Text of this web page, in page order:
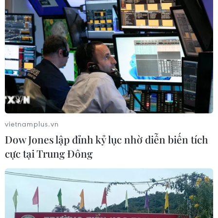
mến và tôn trọng người dân Nga. Qua đó, góp
phần củng cố mối quan hệ hữu nghị, truyền
thống, hợp tác toàn diện giữa Nga và Việt Nam.
Dự án này ngoài ý nghĩa kinh tế, còn được kỳ
vọng trở thành cầu nối tình hữu nghị giữa nhân
dân hai nước Nga và Việt Nam, cũng như giúp
giải quyết các vấn đề lao động bất hợp pháp./.
vietnamplus.vn
Dow Jones lập đỉnh kỷ lục nhờ diễn biến tích
cực tại Trung Đông